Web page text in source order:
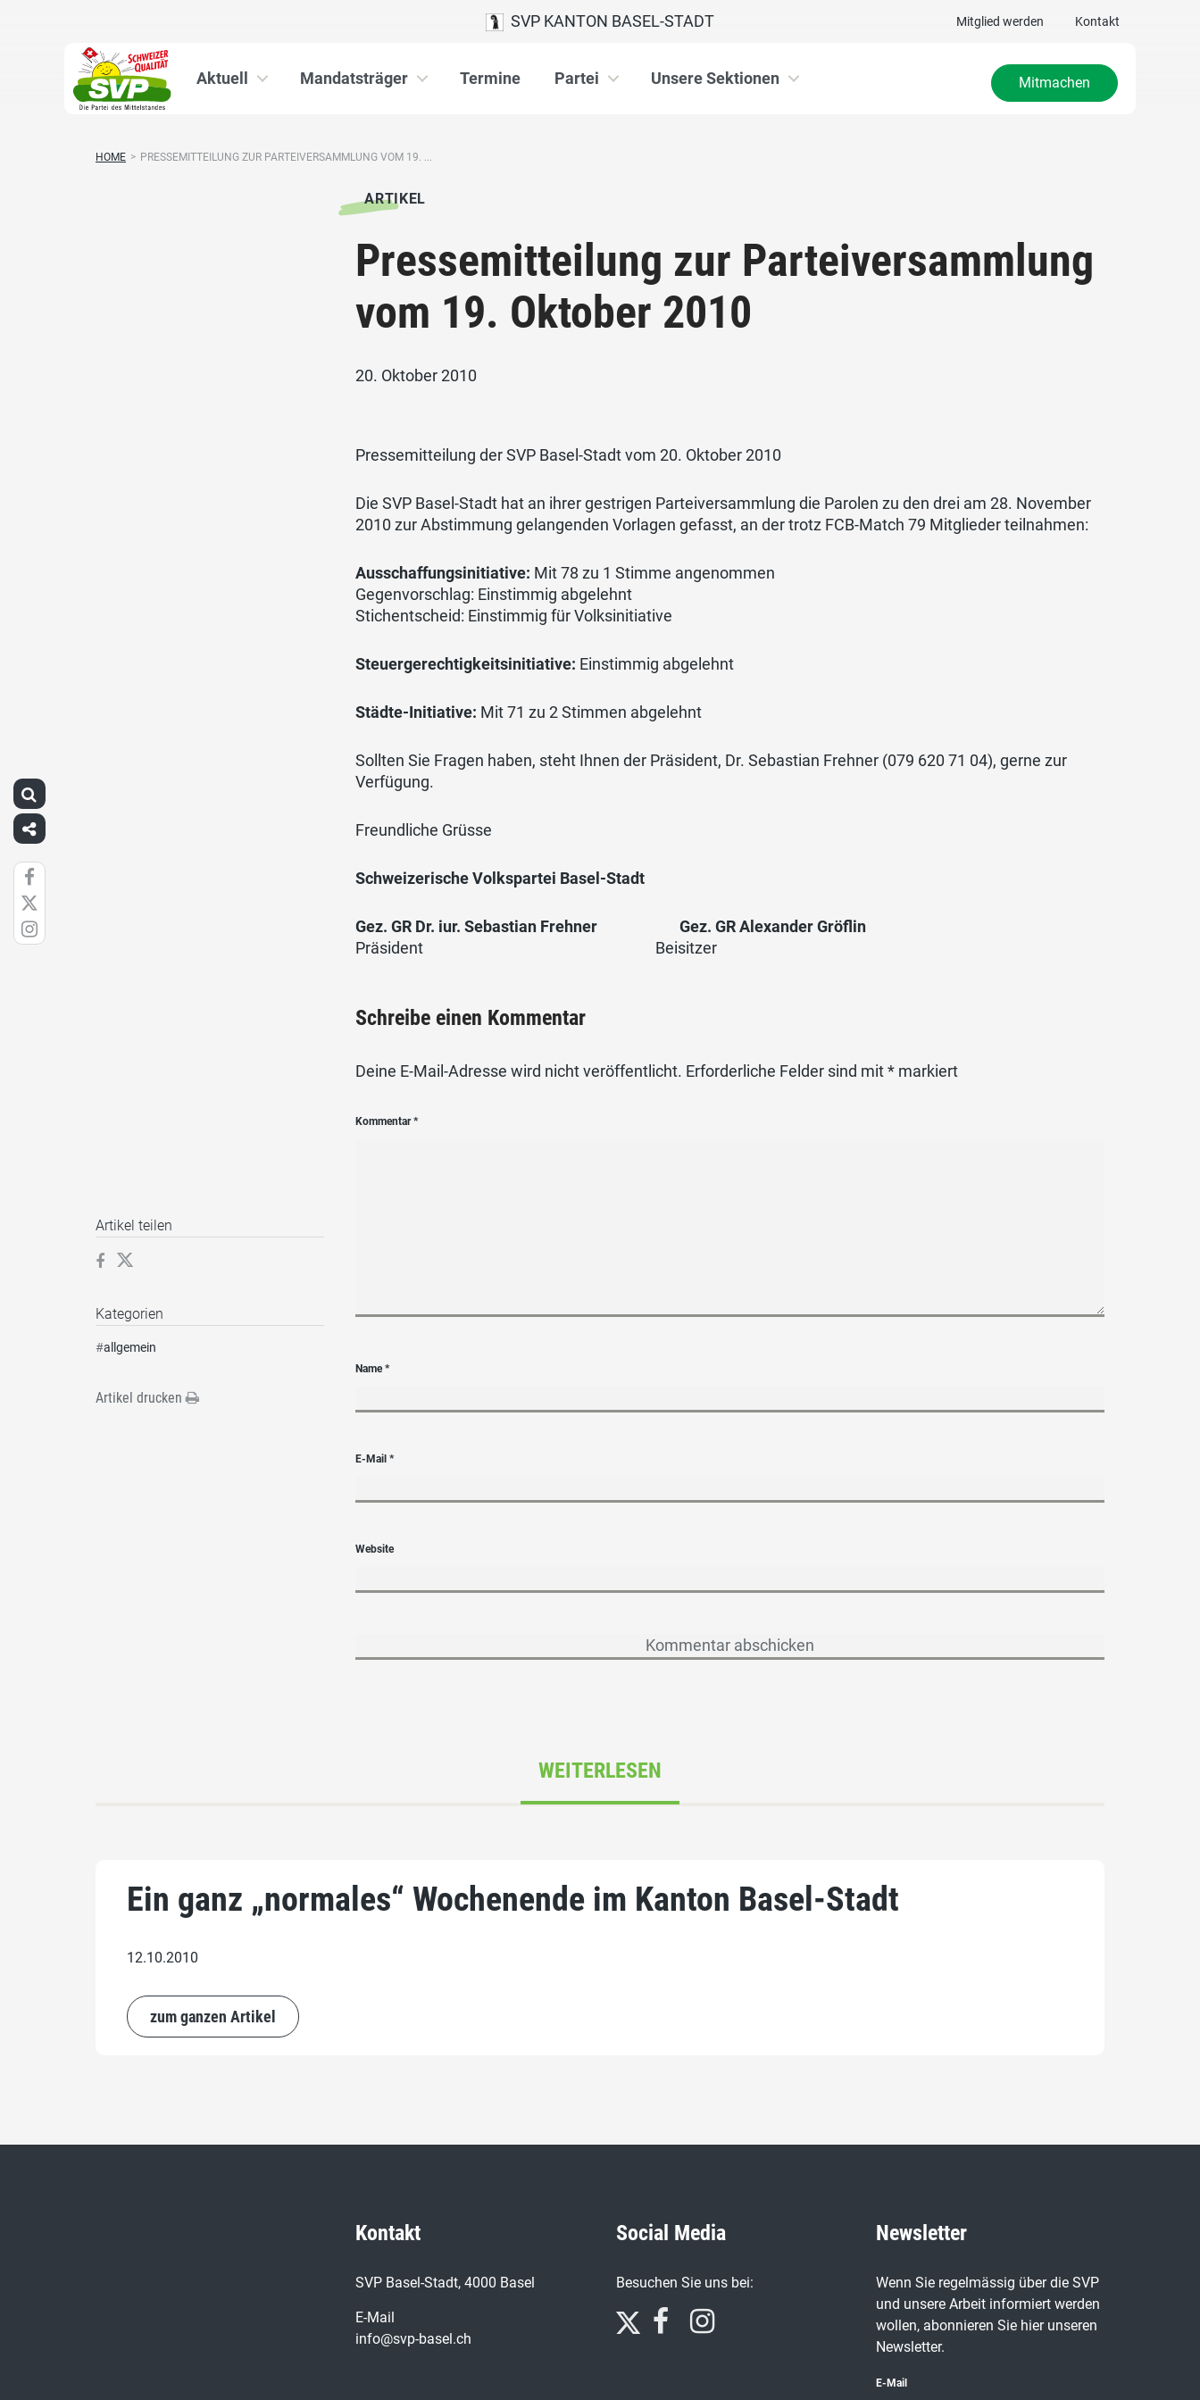
Mitglied werden Kontakt
SVP KANTON BASEL-STADT
Aktuell Mandatsträger Termine Partei Unsere Sektionen Mitmachen
HOME > PRESSEMITTEILUNG ZUR PARTEIVERSAMMLUNG VOM 19. ...
ARTIKEL
Pressemitteilung zur Parteiversammlung
vom 19. Oktober 2010
20. Oktober 2010
Pressemitteilung der SVP Basel-Stadt vom 20. Oktober 2010
Die SVP Basel-Stadt hat an ihrer gestrigen Parteiversammlung die Parolen zu den drei am 28. November
2010 zur Abstimmung gelangenden Vorlagen gefasst, an der trotz FCB-Match 79 Mitglieder teilnahmen:
Ausschaffungsinitiative: Mit 78 zu 1 Stimme angenommen
Gegenvorschlag: Einstimmig abgelehnt
Stichentscheid: Einstimmig für Volksinitiative
Steuergerechtigkeitsinitiative: Einstimmig abgelehnt
Städte-Initiative: Mit 71 zu 2 Stimmen abgelehnt
Sollten Sie Fragen haben, steht Ihnen der Präsident, Dr. Sebastian Frehner (079 620 71 04), gerne zur
Verfügung.
Freundliche Grüsse
Schweizerische Volkspartei Basel-Stadt
Gez. GR Dr. iur. Sebastian Frehner
Gez. GR Alexander Gröflin
Präsident Beisitzer
Schreibe einen Kommentar
Deine E-Mail-Adresse wird nicht veröffentlicht. Erforderliche Felder sind mit* markiert
Kommentar*
Name*
E-Mail*
Website
Artikel teilen
Kategorien
#allgemein
Artikel drucken
WEITERLESEN
Ein ganz „normales“ Wochenende im Kanton Basel-Stadt
12.10.2010
zum ganzen Artikel
Kontakt
SVP Basel-Stadt, 4000 Basel
E-Mail
info@svp-basel.ch
Social Media
Besuchen Sie uns bei:
Newsletter
Wenn Sie regelmässig über die SVP
und unsere Arbeit informiert werden
wollen, abonnieren Sie hier unseren
Newsletter.
E-Mail